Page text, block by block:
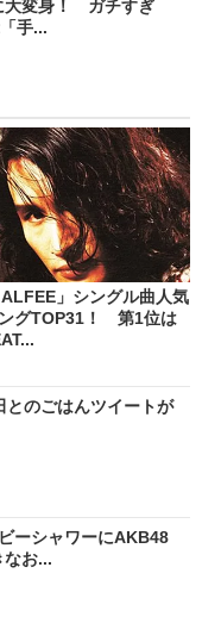
大変身！ ガチすぎ
手...
ALFEE」シングル曲人気
グTOP31！ 第1位は
のごはんツイートが
ーシャワーにAKB48
お...